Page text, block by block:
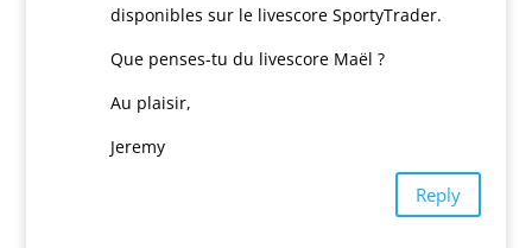
disponibles sur le livescore SportyTrader.
Que penses-tu du livescore Maël ?
Au plaisir,
Jeremy
Reply